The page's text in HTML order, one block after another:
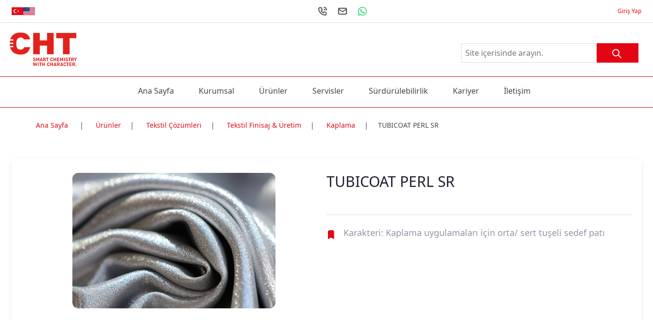
Giriş Yap
Ana Sayfa Kurumsal Ürünler Servisler Sürdürülebilirlik Kariyer İletişim
Ana Sayfa | Ürünler | Tekstil Çözümleri | Tekstil Finisaj & Üretim | Kaplama | TUBICOAT PERL SR
TUBICOAT PERL SR
Karakteri: Kaplama uygulamaları için orta/ sert tuşeli sedef patı